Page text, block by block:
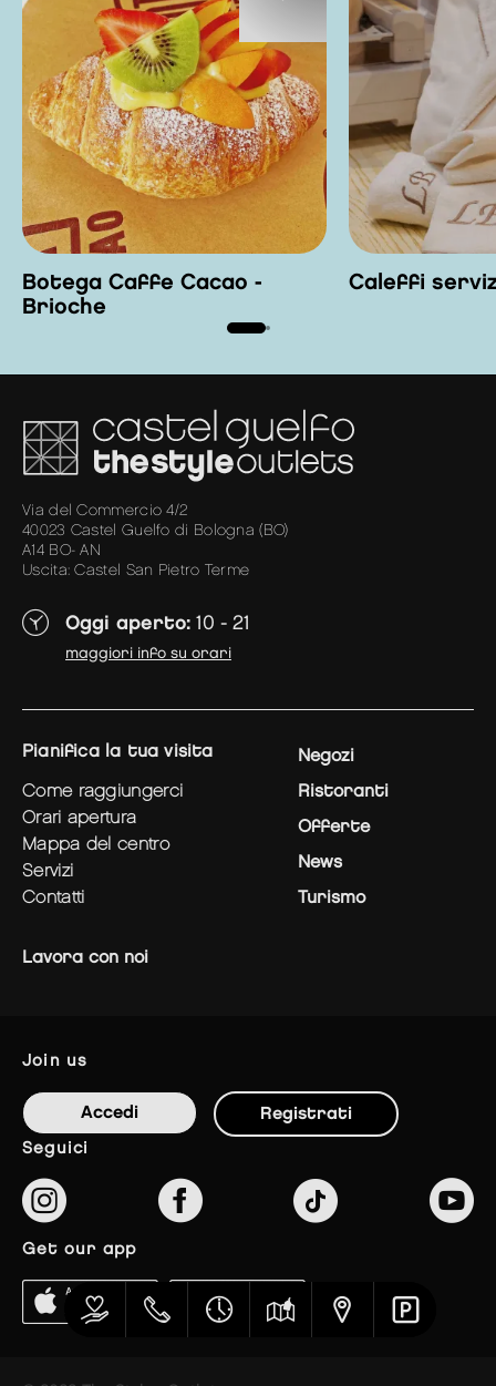
Botega Caffe Cacao -
Brioche
Caleffi
Via del Commercio 4/2
40023 Castel Guelfo di Bologna (BO)
A14 BO- AN
Uscita: Castel San Pietro Terme
Oggi aperto: 10 - 21
maggiori info su orari
pianifica la tua visita
come raggiungerci
orari apertura
mappa del centro
servizi
contatti
Negozi
Ristoranti
Offerte
News
Turismo
Lavora con noi
join us
Accedi Registrati
seguici
get our app